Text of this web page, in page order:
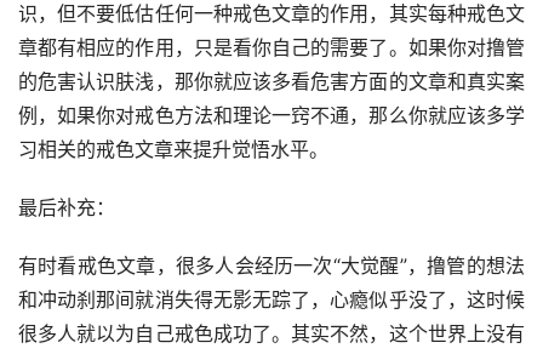
识，但不要低估任何一种戒色文章的作用，其实每种戒色文
章都有相应的作用，只是看你自己的需要了。如果你对撸管
的危害认识肤浅，那你就应该多看危害方面的文章和真实案
例，如果你对戒色方法和理论一窍不通，那么你就应该多学
习相关的戒色文章来提升觉悟水平。
最后补充：
有时看戒色文章，很多人会经历一次“大觉醒”，撸管的想法
和冲动刹那间就消失得无影无踪了，心瘾似乎没了，这时候
很多人就以为自己戒色成功了。其实不然，这个世界上没有